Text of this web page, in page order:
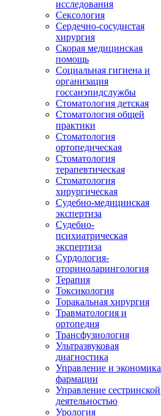
исследования
Сексология
Сердечно-сосудистая
хирургия
Скорая медицинская
помощь
Социальная гигиена и
организация
госсанэпидслужбы
Стоматология детская
Стоматология общей
практики
Стоматология
ортопедическая
Стоматология
терапевтическая
Стоматология
хирургическая
Судебно-медицинская
экспертиза
Судебно-
психиатрическая
экспертиза
Сурдология-
оториноларингология
Терапия
Токсикология
Торакальная хирургия
Травматология и
ортопедия
Трансфузиология
Ультразвуковая
диагностика
Управление и экономика
фармации
Управление сестринской
деятельностью
Урология